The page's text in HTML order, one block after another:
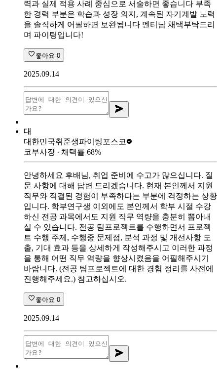
력과 실제 적용 사례 중심으로 서술하면 좋습니다 부족
한 경력 부분은 학습과 성장 의지, 계속된 자기계발 노력
을 솔직하게 어필하면 보완됩니다 멘티님 채택부탁드리
며 파이팅입니다!
좋아요 0
2025.09.14
대
대한민국취준생파이팅 포스코
코부사장 ∙ 채택률 68%
안녕하세요 후배님, 취업 준비에 수고가 많으십니다. 질
문 사항에 대해 답변 드리겠습니다. 현재 본인께서 지원
직무와 직결된 경험이 부족하다는 부분에 걱정하는 상황
입니다. 학부연구생 이외에도 본인께서 학부 시절 수강
하신 전공 과목에서도 지원 직무 역량을 충분히 뽑아내
실 수 있습니다. 전공 팀프로젝트를 수행하면서 프로젝
트 수행 주제, 수행중 문제점, 분석 과정 및 개선사항 도
출, 기대 효과 등을 상세하게 작성해주시고 이러한 과정
을 통해 어떤 직무 역량을 향상시켰음을 어필해주시기
바랍니다. (전공 팀프로젝트에 대한 경험 정리를 사전에
진행해주세요.) 참고하십시오.
좋아요 0
2025.09.14